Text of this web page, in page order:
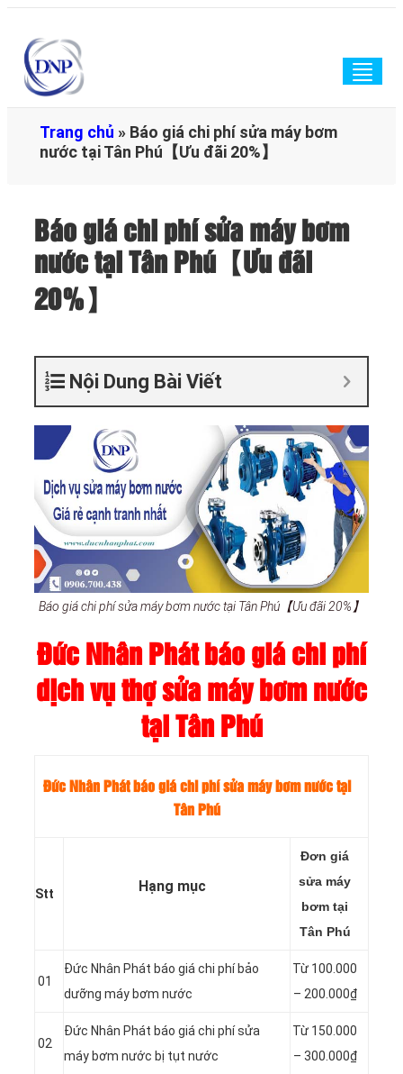
Trang chủ » Báo giá chi phí sửa máy bơm
nước tại Tân Phú【Ưu đãi 20%】
Báo giá chi phí sửa máy bơm
nước tại Tân Phú【Ưu đãi
20%】
Nội Dung Bài Viết
Báo giá chi phí sửa máy bơm nước tại Tân Phú【Ưu đãi 20%】
Đức Nhân Phát báo giá chi phí
dịch vụ thợ sửa máy bơm nước
tại Tân Phú
Đức Nhân Phát báo giá chi phí sửa máy bơm nước tại
Tân Phú
Stt Hạng mục
Đơn giá
sửa máy
bơm tại
Tân Phú
01
Đức Nhân Phát báo giá chi phí bảo
dưỡng máy bơm nước
Từ 100.000
– 200.000₫
02
Đức Nhân Phát báo giá chi phí sửa
máy bơm nước bị tụt nước
Từ 150.000
– 300.000₫